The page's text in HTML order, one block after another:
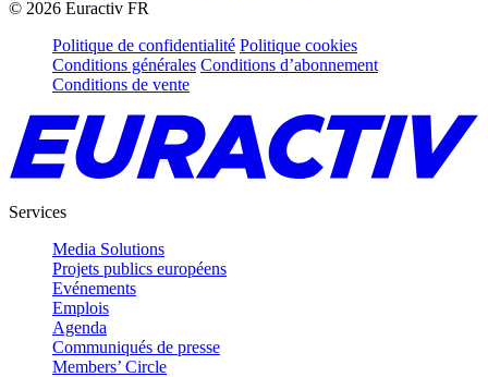
© 2026 Euractiv FR
Politique de confidentialité Politique cookies
Conditions générales Conditions d’abonnement
Conditions de vente
Services
Media Solutions
Projets publics européens
Evénements
Emplois
Agenda
Communiqués de presse
Members’ Circle